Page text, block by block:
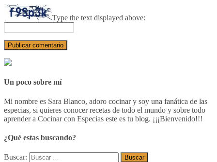
Type the text displayed above:
Un poco sobre mí
Mi nombre es Sara Blanco, adoro cocinar y soy una fanática de las
especias, si quieres conocer recetas de todo el mundo y sobre todo
aprender a Cocinar con Especias este es tu blog. ¡¡¡Bienvenido!!!
¿Qué estas buscando?
Buscar: